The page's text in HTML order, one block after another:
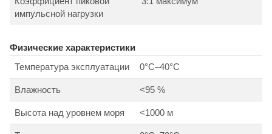
импульсной нагрузки
Физические характеристики
Температура эксплуатации
0°C–40°C
Влажность <95 %
Высота над уровнем моря <1000 м